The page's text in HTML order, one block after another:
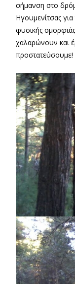
σήμανση στο
Ηγουμενίτσας
φυσικής
χαλαρώνουν και
προστατεύσουμε!